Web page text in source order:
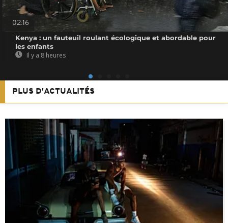
02:16
Kenya : un fauteuil roulant écologique et abordable pour
les enfants
Il y a 8 heures
PLUS D'ACTUALITÉS